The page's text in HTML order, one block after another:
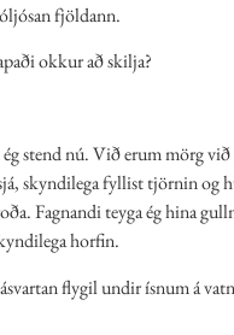
fjöldann.
okkur að skilja?
stend nú. Við erum mörg við
skyndilega fyllist tjörnin og
Fagnandi teyga ég hina
horfin.
flygil undir ísnum á